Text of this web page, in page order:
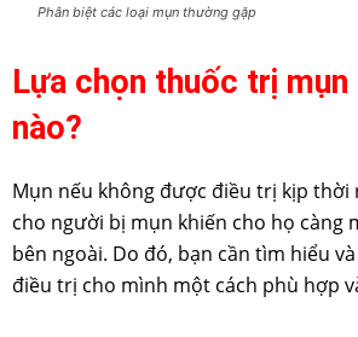
Phân biệt các loại mụn thường gặp
Lựa chọn thuốc trị mụn
nào?
Mụn nếu không được điều trị kịp thời
cho người bị mụn khiến cho họ càng
bên ngoài. Do đó, bạn cần tìm hiểu
điều trị cho mình một cách phù hợp